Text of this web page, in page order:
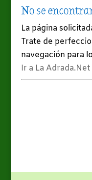
No se
La página
Trate de
navegación para
Ir a La Adrada.Net